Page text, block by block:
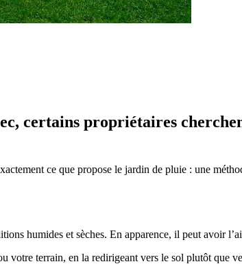
certains propriétaires
ce que propose le jardin de pluie : une
humides et sèches. En apparence, il peut avoir
votre terrain, en la redirigeant vers le sol plutôt que